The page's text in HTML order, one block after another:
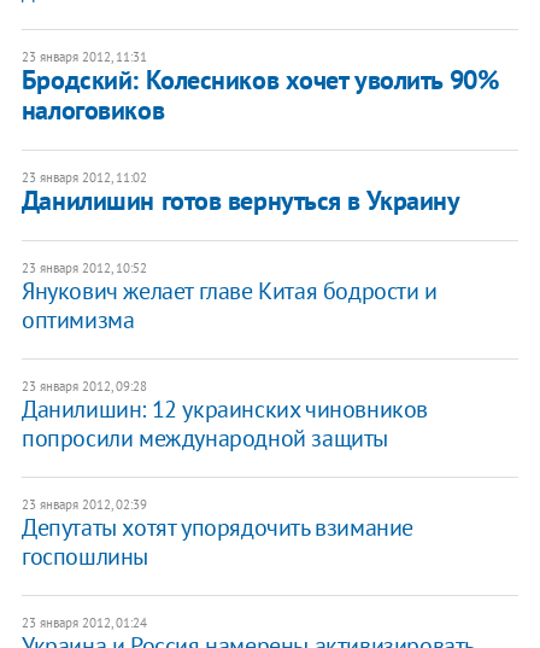
23 января 2012, 11:31
​Бродский: Колесников хочет уволить 90%
налоговиков
23 января 2012, 11:02
​Данилишин готов вернуться в Украину
23 января 2012, 10:52
Янукович желает главе Китая бодрости и
оптимизма
23 января 2012, 09:28
Данилишин: 12 украинских чиновников
попросили международной защиты
23 января 2012, 02:39
​Депутаты хотят упорядочить взимание
госпошлины
23 января 2012, 01:24